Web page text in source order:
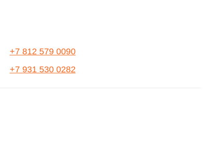
+7 812 579 0090
+7 931 530 0282